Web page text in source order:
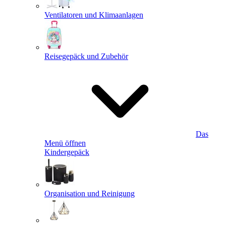
Ventilatoren und Klimaanlagen
Reisegepäck und Zubehör
Das
Menü öffnen
Kindergepäck
Organisation und Reinigung